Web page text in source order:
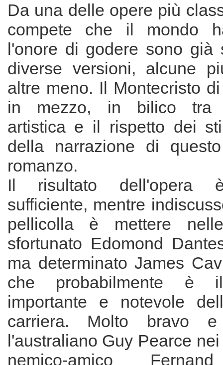
Da una delle opere più
compete che il mondo
l'onore di godere sono già
diverse versioni, alcune
altre meno. Il Montecristo
in mezzo, in bilico tra
artistica e il rispetto dei
della narrazione di
romanzo.
Il risultato dell'opera
sufficiente, mentre
pellicolla è mettere
sfortunato Edomond
ma determinato James
che probabilmente è
importante e notevole
carriera. Molto bravo e
l'australiano Guy Pearce
nemico-amico